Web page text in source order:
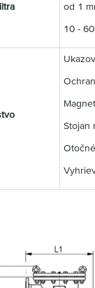
od 1
10 -
Stojan